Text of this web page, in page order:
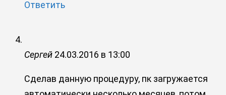
Ответить
Сергей 24.03.2016 в 13:00
Сделав данную процедуру, пк загружается